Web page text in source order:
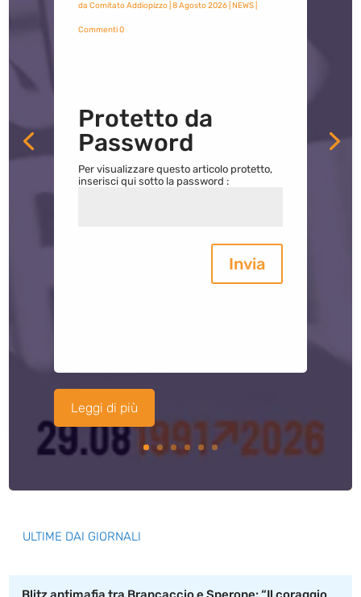
da Comitato Addiopizzo| 8 Agosto 2026| NEWS|
Commenti 0
Protetto da
Password
Per visualizzare questo articolo protetto,
inserisci qui sotto la password :
Invia
Leggi di più
ULTIME DAI GIORNALI